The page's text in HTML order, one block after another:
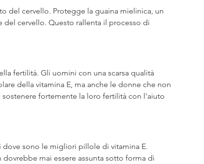
del cervello. Protegge la guaina mielinica, un
cervello. Questo rallenta il processo di
fertilità. Gli uomini con una scarsa qualità
della vitamina E, ma anche le donne che non
fortemente la loro fertilità con l'aiuto
sono le migliori pillole di vitamina E.
mai essere assunta sotto forma di